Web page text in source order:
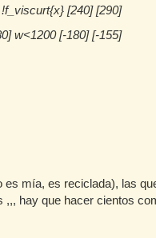
[240] [290]
w<1200 [-180] [-155]
mía, es reciclada), las
hay que hacer cientos